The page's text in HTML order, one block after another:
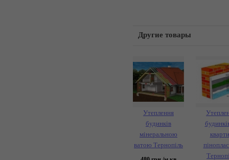
Другие товары
Утеплення
будинків
мінеральною
ватою Тернопіль